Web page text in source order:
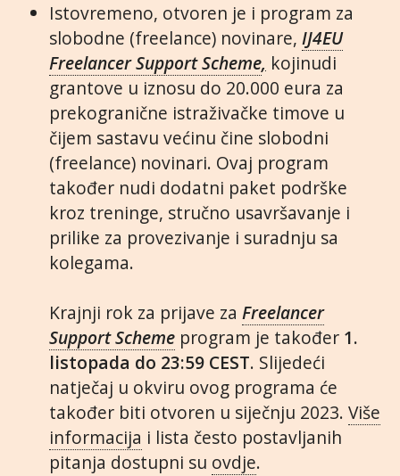
Istovremeno, otvoren je i program za
slobodne (freelance) novinare, IJ4EU
Freelancer Support Scheme, kojinudi
grantove u iznosu do 20.000 eura za
prekogranične istraživačke timove u
čijem sastavu većinu čine slobodni
(freelance) novinari. Ovaj program
također nudi dodatni paket podrške
kroz treninge, stručno usavršavanje i
prilike za provezivanje i suradnju sa
kolegama.
Krajnji rok za prijave za Freelancer
Support Scheme program je također 1.
listopada do 23:59 CEST. Slijedeći
natječaj u okviru ovog programa će
također biti otvoren u siječnju 2023. Više
informacija i lista često postavljanih
pitanja dostupni su ovdje.